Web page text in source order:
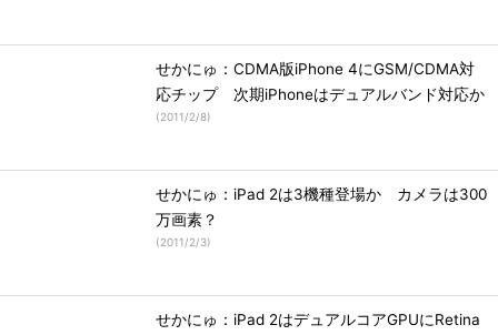
せかにゅ：CDMA版iPhone 4にGSM/CDMA対
応チップ 次期iPhoneはデュアルバンド対応か
(2011/2/8)
せかにゅ：iPad 2は3機種登場か カメラは300
万画素？
(2011/2/3)
せかにゅ：iPad 2はデュアルコアGPUにRetina